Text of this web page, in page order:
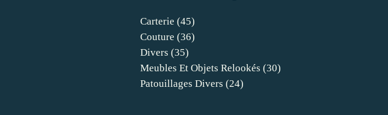
Carterie (45)
Couture (36)
Divers (35)
Meubles Et Objets Relookés (30)
Patouillages Divers (24)